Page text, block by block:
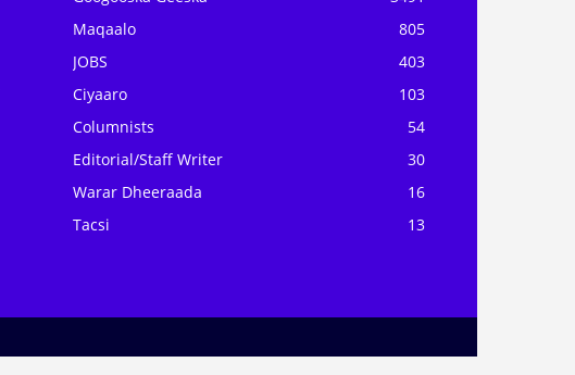
Maqaalo
805
JOBS
403
Ciyaaro
103
Columnists
54
Editorial/Staff Writer
30
Warar Dheeraada
16
Tacsi
13